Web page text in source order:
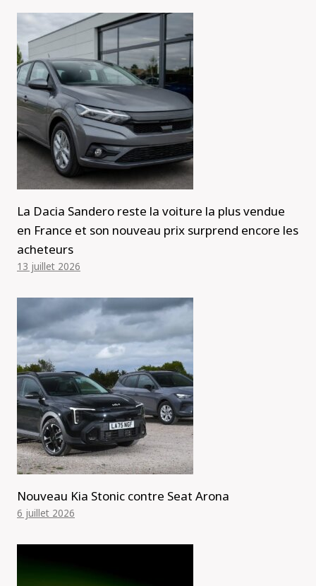
La Dacia Sandero reste la voiture la plus vendue
en France et son nouveau prix surprend encore les
acheteurs
13 juillet 2026
Nouveau Kia Stonic contre Seat Arona
6 juillet 2026